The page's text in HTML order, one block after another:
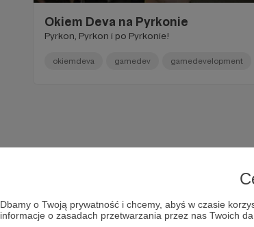
Dbamy o Twoją prywatność i chcemy, abyś w czasie
informacje o zasadach przetwarzania przez nas Twoich
Okiem Deva na Pyrkonie
Pyrkon, Pyrkon i po Pyrkonie!
okiemdeva gamedev gamedevelopment